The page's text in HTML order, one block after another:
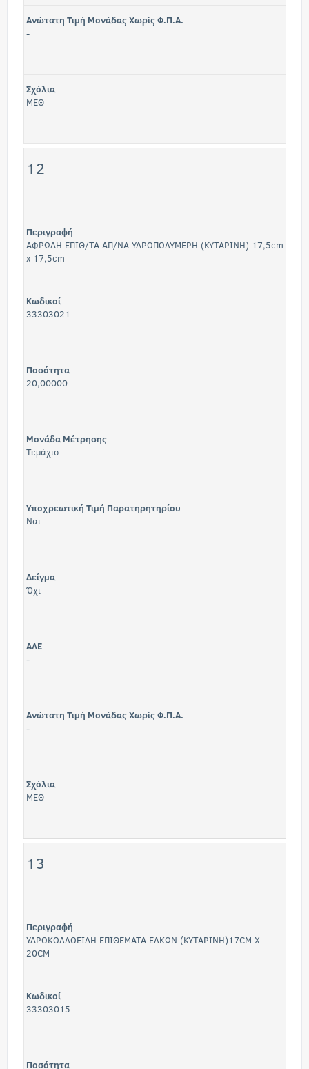
Ανώτατη Τιμή Μονάδας Χωρίς Φ.Π.Α.
-
Σχόλια
ΜΕΘ
12
Περιγραφή
ΑΦΡΩΔΗ ΕΠΙΘ/ΤΑ ΑΠ/ΝΑ ΥΔΡΟΠΟΛΥΜΕΡΗ (ΚΥΤΑΡΙΝΗ) 17,5cm
x 17,5cm
Κωδικοί
33303021
Ποσότητα
20,00000
Μονάδα Μέτρησης
Τεμάχιο
Υποχρεωτική Τιμή Παρατηρητηρίου
Ναι
Δείγμα
Όχι
ΑΛΕ
-
Ανώτατη Τιμή Μονάδας Χωρίς Φ.Π.Α.
-
Σχόλια
ΜΕΘ
13
Περιγραφή
ΥΔΡΟΚΟΛΛΟΕΙΔΗ ΕΠΙΘΕΜΑΤΑ ΕΛΚΩΝ (ΚΥΤΑΡΙΝΗ)17CM X
20CM
Κωδικοί
33303015
Ποσότητα